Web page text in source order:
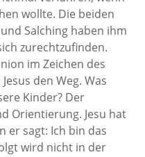
wollte. Die beiden
Salching haben ihm
zurechtzufinden.
im Zeichen des
den Weg. Was
Kinder? Der
Orientierung. Jesu hat
er sagt: Ich bin das
wird nicht in der